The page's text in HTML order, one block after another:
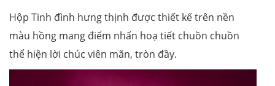
Hộp Tinh đình hưng thịnh được thiết kế trên nền
màu hồng mang điểm nhấn hoạ tiết chuồn chuồn
thể hiện lời chúc viên mãn, tròn đầy.